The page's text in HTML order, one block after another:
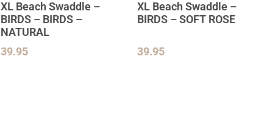
XL Beach Swaddle –
BIRDS – BIRDS –
NATURAL
39.95
XL Beach Swaddle –
BIRDS – SOFT ROSE
39.95